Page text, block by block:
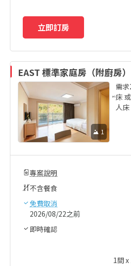
立即訂房
EAST 標準家庭房（附廚房
1
需
床
人床
專案說明
不含餐食
免費取消
2026/08/22之前
即時確認
1間 x